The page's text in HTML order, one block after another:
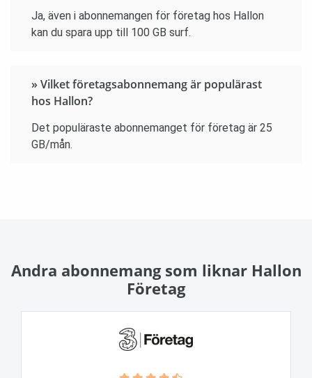
Ja, även i abonnemangen för företag hos Hallon
kan du spara upp till 100 GB surf.
» Vilket företagsabonnemang är populärast
hos Hallon?
Det populäraste abonnemanget för företag är 25
GB/mån.
Andra abonnemang som liknar Hallon
Företag